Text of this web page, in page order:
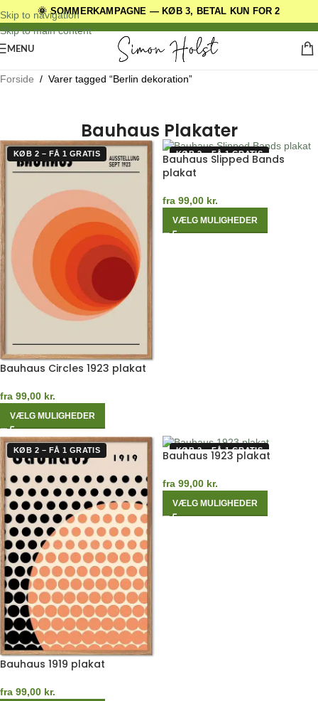
🌞 SOMMERKAMPAGNE — KØB 3, BETAL KUN FOR 2
Skip to navigation
Skip to main content
DANSKE ORIGINALE DESIGNS
MENU
Forside / Varer tagged “Berlin dekoration”
Bauhaus Plakater
KØB 2 – FÅ 1 GRATIS
Bauhaus Circles 1923 plakat
fra 99,00 kr.
VÆLG MULIGHEDER
KØB 2 – FÅ 1 GRATIS
Bauhaus Slipped Bands
plakat
fra 99,00 kr.
VÆLG MULIGHEDER
KØB 2 – FÅ 1 GRATIS
Bauhaus 1919 plakat
fra 99,00 kr.
KØB 2 – FÅ 1 GRATIS
Bauhaus 1923 plakat
fra 99,00 kr.
VÆLG MULIGHEDER